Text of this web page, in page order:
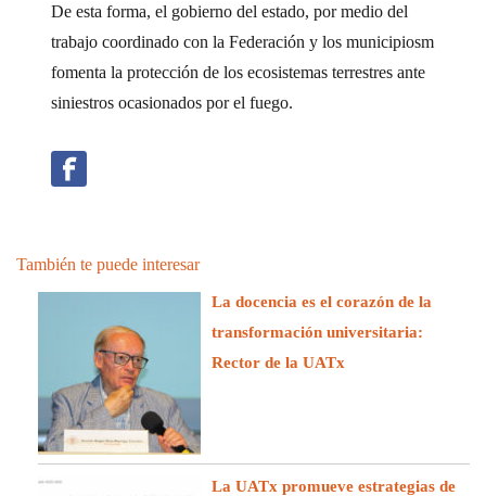
De esta forma, el gobierno del estado, por medio del
trabajo coordinado con la Federación y los municipiosm
fomenta la protección de los ecosistemas terrestres ante
siniestros ocasionados por el fuego.
También te puede interesar
La docencia es el corazón de la
transformación universitaria:
Rector de la UATx
La UATx promueve estrategias de